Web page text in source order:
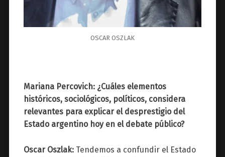
OSCAR OSZLAK
Mariana Percovich: ¿Cuáles elementos
históricos, sociológicos, políticos, considera
relevantes para explicar el desprestigio del
Estado argentino hoy en el debate público?
Oscar Oszlak:Tendemos a confundir el Estado